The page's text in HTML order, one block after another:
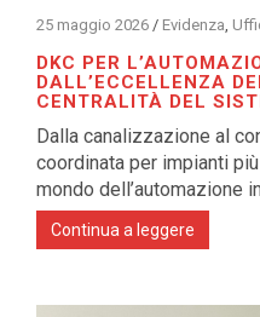
25 maggio 2026 / Evidenza,
DKC PER
DALL’ECCELLENZA
CENTRALITÀ DEL
Dalla canalizzazione al
coordinata per impianti
mondo dell’automazione
Continua a leggere